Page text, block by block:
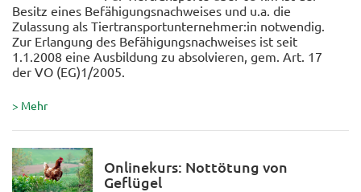
Besitz eines Befähigungsnachweises und u.a. die
Zulassung als Tiertransportunternehmer:in notwendig.
Zur Erlangung des Befähigungsnachweises ist seit
1.1.2008 eine Ausbildung zu absolvieren, gem. Art. 17
der VO (EG)1/2005.
> Mehr
Onlinekurs: Nottötung von
Geflügel